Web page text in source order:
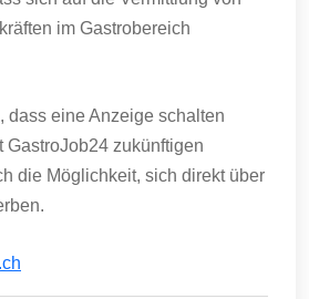
im Gastrobereich
dass eine Anzeige schalten
GastroJob24 zukünftigen
die Möglichkeit, sich direkt über